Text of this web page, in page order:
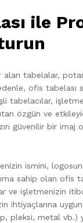
ile
alan tabelalar,
ofis tabelası
tabelacılar,
özgün ve
güvenilir bir imaj
ismini,
sahip olan ofis
ve işletmenizin
ihtiyaçlarına
pleksi, metal vb.)